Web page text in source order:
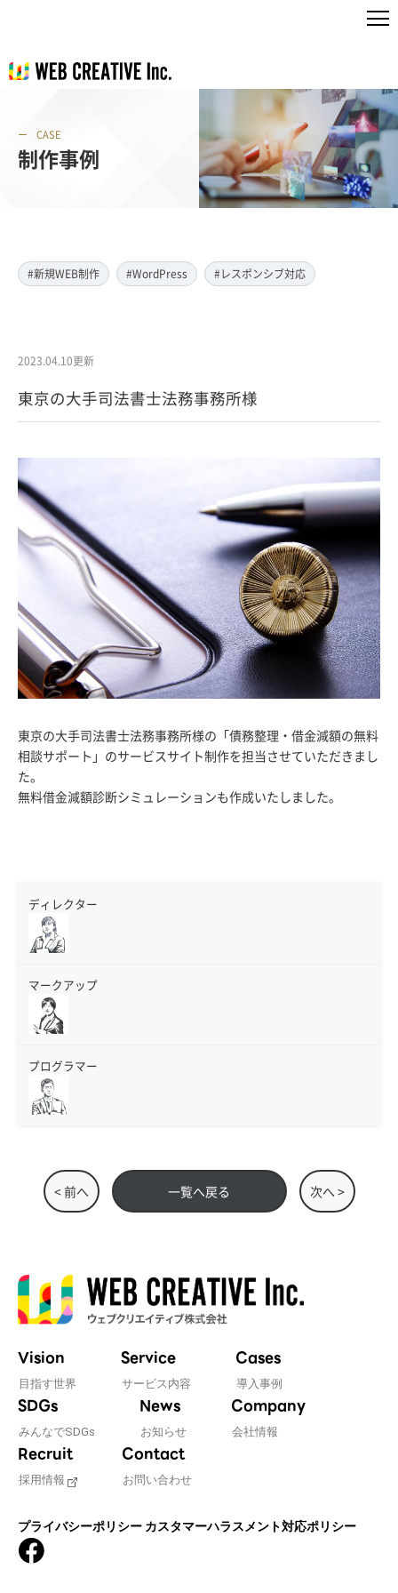
CASE
制作事例
#新規WEB制作 #WordPress #レスポンシブ対応
2023.04.10更新
東京の大手司法書士法務事務所様
東京の大手司法書士法務事務所様の「債務整理・借金減額の無料
相談サポート」のサービスサイト制作を担当させていただきまし
た。
無料借金減額診断シミュレーションも作成いたしました。
ディレクター
マークアップ
プログラマー
< 前へ 一覧へ戻る 次へ >
Vision
目指す世界
Service
サービス内容
Cases
導入事例
SDGs
みんなでSDGs
News
お知らせ
Company
会社情報
Recruit
採用情報
Contact
お問い合わせ
プライバシーポリシー カスタマーハラスメント対応ポリシー